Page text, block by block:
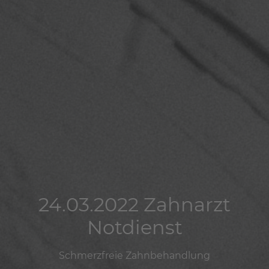
24.03.2022 Zahnarzt
Notdienst
Schmerzfreie Zahnbehandlung
24.03.2022 Zahnarzt
Notdienst
Schmerzfreie Zahnbehandlung
24.03.2022 Zahnarzt
Notdienst
Schmerzfreie Zahnbehandlung